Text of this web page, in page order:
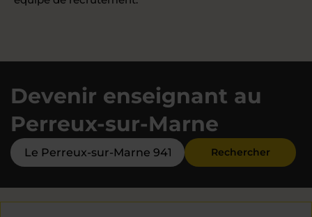
Devenir enseignant au
Perreux-sur-Marne
Rechercher